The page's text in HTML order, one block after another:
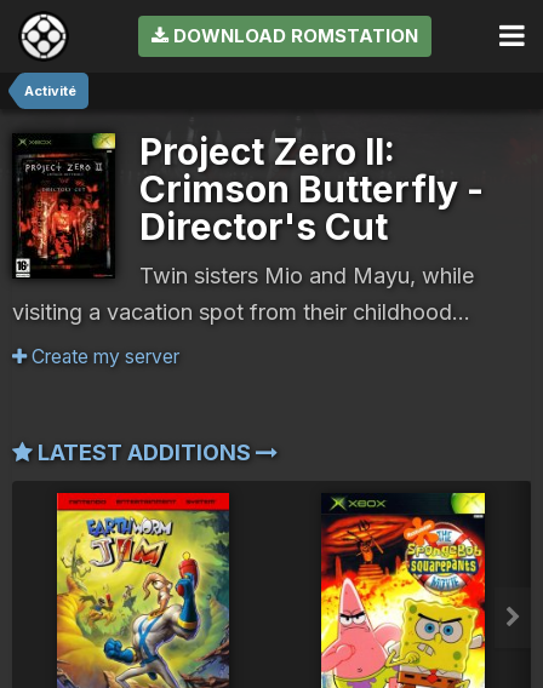
DOWNLOAD ROMSTATION
Activité
Project Zero II:
Crimson Butterfly -
Director's Cut
Twin sisters Mio and Mayu, while
visiting a vacation spot from their childhood...
Create my server
LATEST ADDITIONS